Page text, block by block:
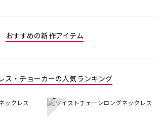
おすすめの新作アイテム
ス・チョーカーの人気ランキング
2